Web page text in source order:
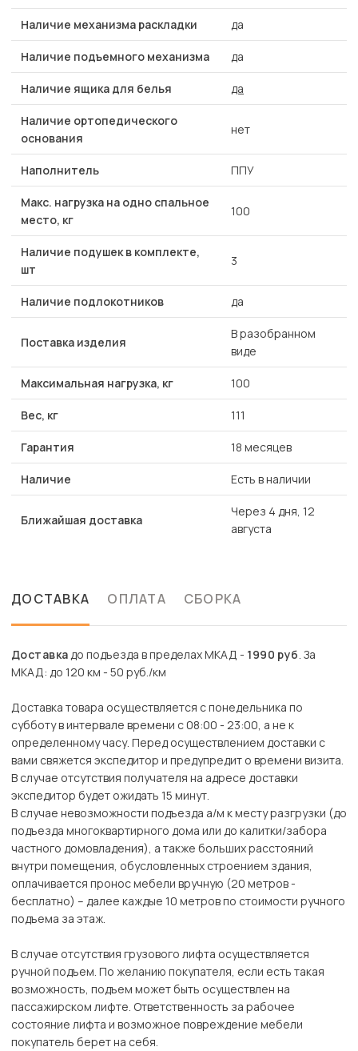
Наличие механизма раскладки да
Наличие подъемного механизма да
Наличие ящика для белья да
Наличие ортопедического
основания
нет
Наполнитель ППУ
Макс. нагрузка на одно спальное
место, кг
100
Наличие подушек в комплекте,
шт
3
Наличие подлокотников да
Поставка изделия
В разобранном
виде
Максимальная нагрузка, кг 100
Вес, кг 111
Гарантия 18 месяцев
Наличие Есть в наличии
Ближайшая доставка
Через 4 дня, 12
августа
ДОСТАВКА ОПЛАТА СБОРКА
Доставкадо подъезда в пределах МКАД - 1990 руб. За
МКАД: до 120 км - 50 руб./км
Доставка товара осуществляется с понедельника по
субботу в интервале времени с 08:00 - 23:00, а не к
определенному часу. Перед осуществлением доставки с
вами свяжется экспедитор и предупредит о времени визита.
В случае отсутствия получателя на адресе доставки
экспедитор будет ожидать 15 минут.
В случае невозможности подъезда а/м к месту разгрузки (до
подъезда многоквартирного дома или до калитки/забора
частного домовладения), а также больших расстояний
внутри помещения, обусловленных строением здания,
оплачивается пронос мебели вручную (20 метров -
бесплатно) – далее каждые 10 метров по стоимости ручного
подъема за этаж.
В случае отсутствия грузового лифта осуществляется
ручной подъем. По желанию покупателя, если есть такая
возможность, подъем может быть осуществлен на
пассажирском лифте. Ответственность за рабочее
состояние лифта и возможное повреждение мебели
покупатель берет на себя.